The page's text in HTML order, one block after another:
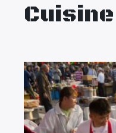
Cuisine